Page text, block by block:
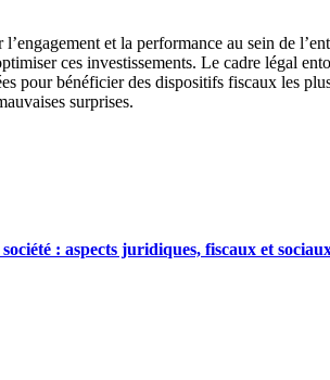
et la performance au sein de
ces investissements. Le cadre légal
pour bénéficier des dispositifs fiscaux les
surprises.
: aspects juridiques, fiscaux et